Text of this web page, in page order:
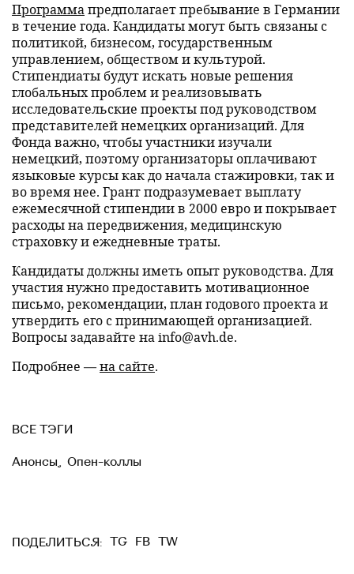
Программапредполагает пребывание в Германии
в течение года. Кандидаты могут быть связаны с
политикой, бизнесом, государственным
управлением, обществом и культурой.
Стипендиаты будут искать новые решения
глобальных проблем и реализовывать
исследовательские проекты под руководством
представителей немецких организаций. Для
Фонда важно, чтобы участники изучали
немецкий, поэтому организаторы оплачивают
языковые курсы как до начала стажировки, так и
во время нее. Грант подразумевает выплату
ежемесячной стипендии в 2000 евро и покрывает
расходы на передвижения, медицинскую
страховку и ежедневные траты.
Кандидаты должны иметь опыт руководства. Для
участия нужно предоставить мотивационное
письмо, рекомендации, план годового проекта и
утвердить его с принимающей организацией.
Вопросы задавайте на info@avh.de.
Подробнее —на сайте.
ВСЕ ТЭГИ
Анонсы, Опен-коллы
ПОДЕЛИТЬСЯ: TG FB TW